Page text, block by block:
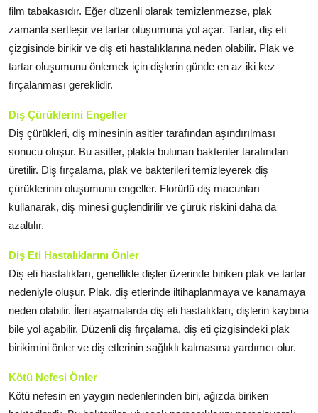
film tabakasıdır. Eğer düzenli olarak temizlenmezse, plak
zamanla sertleşir ve tartar oluşumuna yol açar. Tartar, diş eti
çizgisinde birikir ve diş eti hastalıklarına neden olabilir. Plak ve
tartar oluşumunu önlemek için dişlerin günde en az iki kez
fırçalanması gereklidir.
Diş Çürüklerini Engeller
Diş çürükleri, diş minesinin asitler tarafından aşındırılması
sonucu oluşur. Bu asitler, plakta bulunan bakteriler tarafından
üretilir. Diş fırçalama, plak ve bakterileri temizleyerek diş
çürüklerinin oluşumunu engeller. Florürlü diş macunları
kullanarak, diş minesi güçlendirilir ve çürük riskini daha da
azaltılır.
Diş Eti Hastalıklarını Önler
Diş eti hastalıkları, genellikle dişler üzerinde biriken plak ve tartar
nedeniyle oluşur. Plak, diş etlerinde iltihaplanmaya ve kanamaya
neden olabilir. İleri aşamalarda diş eti hastalıkları, dişlerin kaybına
bile yol açabilir. Düzenli diş fırçalama, diş eti çizgisindeki plak
birikimini önler ve diş etlerinin sağlıklı kalmasına yardımcı olur.
Kötü Nefesi Önler
Kötü nefesin en yaygın nedenlerinden biri, ağızda biriken